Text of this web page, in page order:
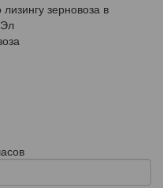
зерновоза в